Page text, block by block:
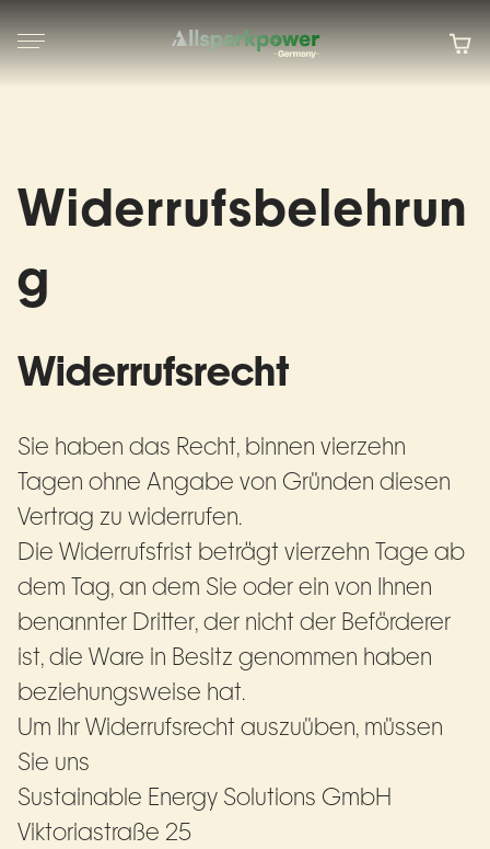
Widerrufsbelehrun
g
Widerrufsrecht
Sie haben das Recht, binnen vierzehn
Tagen ohne Angabe von Gründen diesen
Vertrag zu widerrufen.
Die Widerrufsfrist beträgt vierzehn Tage ab
dem Tag, an dem Sie oder ein von Ihnen
benannter Dritter, der nicht der Beförderer
ist, die Ware in Besitz genommen haben
beziehungsweise hat.
Um Ihr Widerrufsrecht auszuüben, müssen
Sie uns
Sustainable Energy Solutions GmbH
Viktoriastraße 25